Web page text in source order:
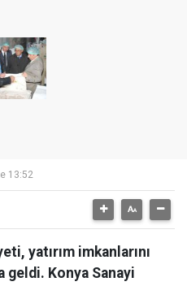
13:52
yatırım imkanlarını
geldi. Konya Sanayi